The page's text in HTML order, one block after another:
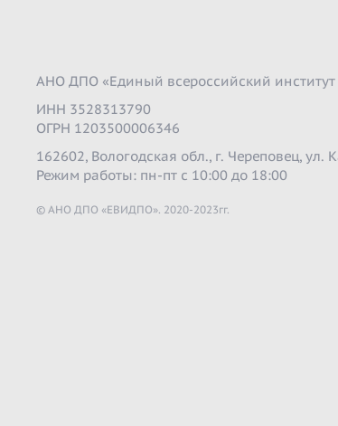
АНО ДПО «Единый всероссийский
ИНН 3528313790
ОГРН 1203500006346
162602, Вологодская обл., г. Череповец, ул.
Режим работы: пн-пт с 10:00 до 18:00
© АНО ДПО «ЕВИДПО». 2020-2023гг.